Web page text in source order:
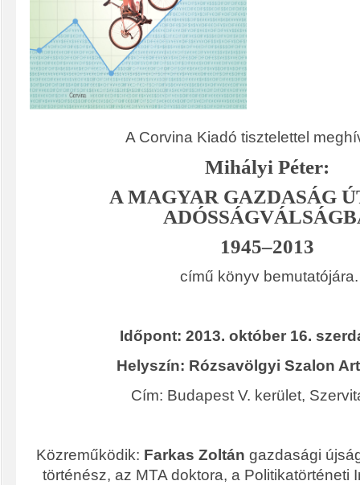
A Corvina Kiadó tisztelettel
Mihályi Péter:
A MAGYAR GAZDASÁG
1945–2013
című könyv bemutatójára.
Időpont: 2013. október 16.
Helyszín: Rózsavölgyi Szalon
Cím: Budapest V. kerület,
Közreműködik: Farkas Zoltán gazdasági
történész, az MTA doktora, a Politikatörténeti